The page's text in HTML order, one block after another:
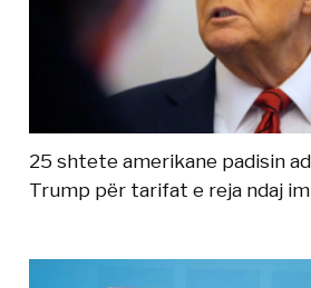
25 shtete amerikane padisin
Trump për tarifat e reja ndaj